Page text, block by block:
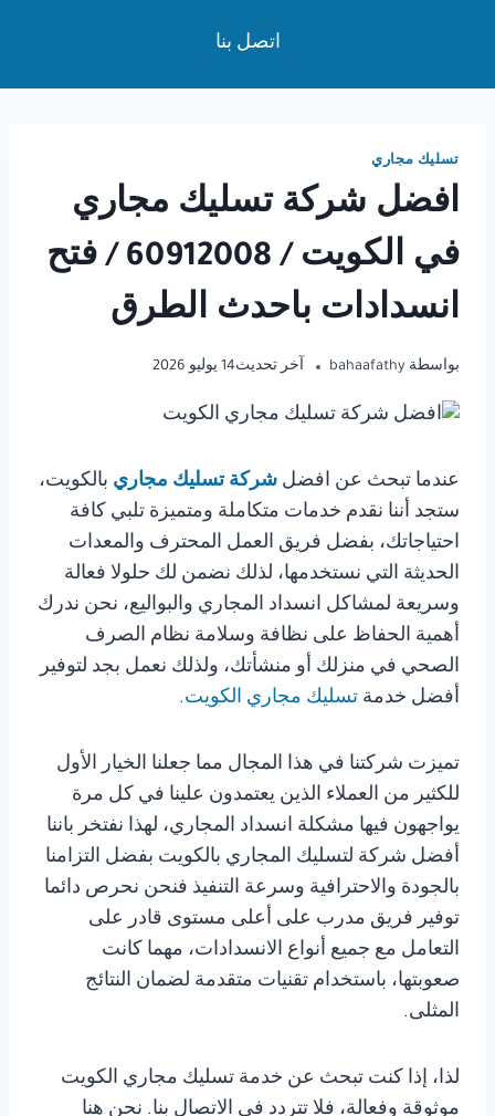
اتصل بنا
تسليك مجاري
افضل شركة تسليك مجاري
في الكويت / 60912008 / فتح
انسدادات باحدث الطرق
بواسطة bahaafathy آخر تحديث14 يوليو 2026
عندما تبحث عن افضل شركة تسليك مجاري بالكويت،
ستجد أننا نقدم خدمات متكاملة ومتميزة تلبي كافة
احتياجاتك، بفضل فريق العمل المحترف والمعدات
الحديثة التي نستخدمها، لذلك نضمن لك حلولا فعالة
وسريعة لمشاكل انسداد المجاري والبواليع، نحن ندرك
أهمية الحفاظ على نظافة وسلامة نظام الصرف
الصحي في منزلك أو منشأتك، ولذلك نعمل بجد لتوفير
أفضل خدمة تسليك مجاري الكويت.
تميزت شركتنا في هذا المجال مما جعلنا الخيار الأول
للكثير من العملاء الذين يعتمدون علينا في كل مرة
يواجهون فيها مشكلة انسداد المجاري، لهذا نفتخر باننا
أفضل شركة لتسليك المجاري بالكويت بفضل التزامنا
بالجودة والاحترافية وسرعة التنفيذ فنحن نحرص دائما
توفير فريق مدرب على أعلى مستوى قادر على
التعامل مع جميع أنواع الانسدادات، مهما كانت
صعوبتها، باستخدام تقنيات متقدمة لضمان النتائج
المثلى.
لذا، إذا كنت تبحث عن خدمة تسليك مجاري الكويت
موثوقة وفعالة، فلا تتردد في الاتصال بنا. نحن هنا